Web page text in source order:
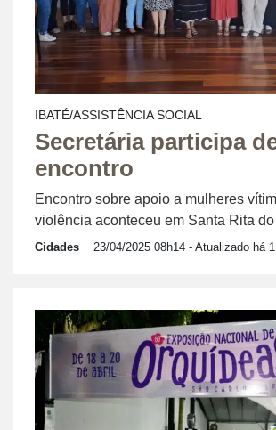
IBATÉ/ASSISTÊNCIA SOCIAL
Secretária participa
encontro
Encontro sobre apoio a mulheres
violência aconteceu em Santa Rita
Cidades 23/04/2025 08h14 - Atualizado há